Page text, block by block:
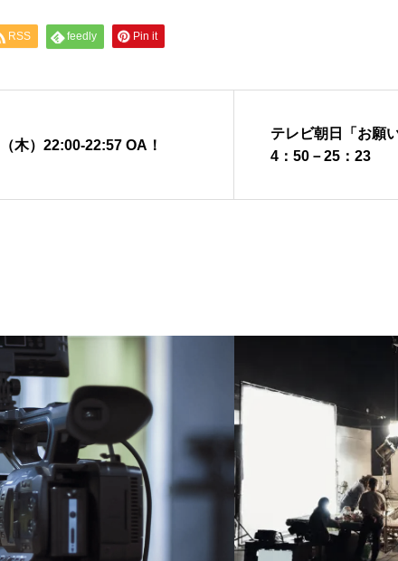
RSS feedly Pin it
木）22:00-22:57 OA！
テレビ朝日「お願
4：50－25：23